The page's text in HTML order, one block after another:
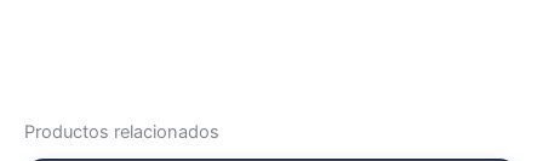
Productos relacionados